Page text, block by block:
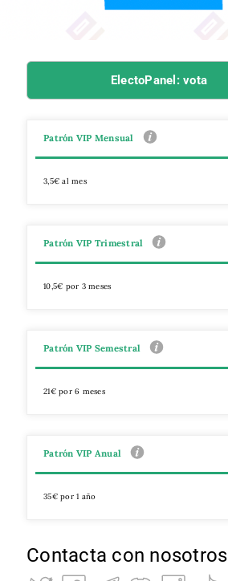
ElectoPanel: vota
Patrón VIP Mensual
3,5€ al mes
Patrón VIP Trimestral
10,5€ por 3 meses
Patrón VIP Semestral
21€ por 6 meses
Patrón VIP Anual
35€ por 1 año
Contacta con nosotros